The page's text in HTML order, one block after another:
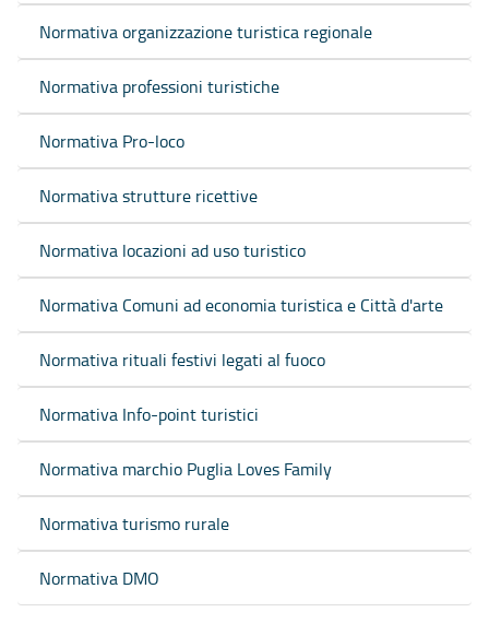
Normativa organizzazione turistica regionale
Normativa professioni turistiche
Normativa Pro-loco
Normativa strutture ricettive
Normativa locazioni ad uso turistico
Normativa Comuni ad economia turistica e Città d'arte
Normativa rituali festivi legati al fuoco
Normativa Info-point turistici
Normativa marchio Puglia Loves Family
Normativa turismo rurale
Normativa DMO